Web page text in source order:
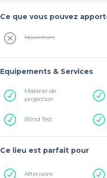
Ce que vous pouvez
Nourriture
Equipements & Services
Matériel de
projection
Blind Test
Ce lieu est parfait pour
Afterwork